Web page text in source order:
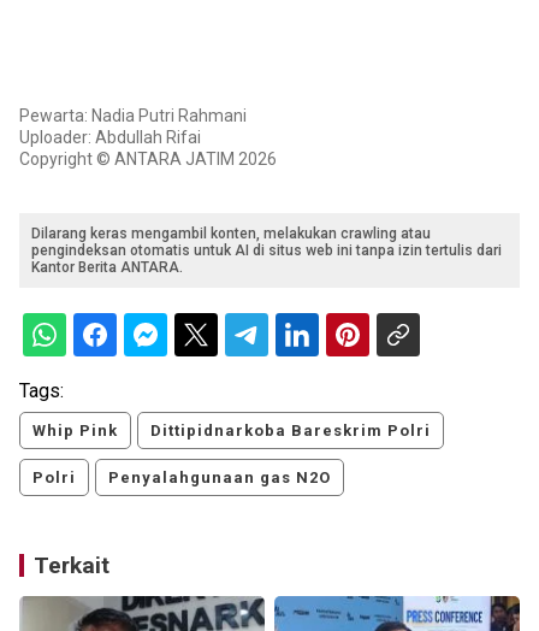
Pewarta: Nadia Putri Rahmani
Uploader: Abdullah Rifai
Copyright © ANTARA JATIM 2026
Dilarang keras mengambil konten, melakukan crawling atau
pengindeksan otomatis untuk AI di situs web ini tanpa izin tertulis dari
Kantor Berita ANTARA.
Tags:
Whip Pink Dittipidnarkoba Bareskrim Polri
Polri Penyalahgunaan gas N2O
Terkait